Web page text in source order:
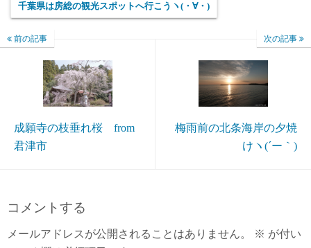
千葉県は房総の観光スポットへ行こうヽ(・∀・)
前の記事
成願寺の枝垂れ桜 from
君津市
次の記事
梅雨前の北条海岸の夕焼
けヽ(´ー｀)
コメントする
メールアドレスが公開されることはありません。 ※ が付い